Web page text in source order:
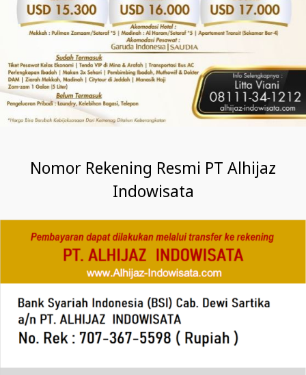
Nomor Rekening Resmi PT Alhijaz
Indowisata